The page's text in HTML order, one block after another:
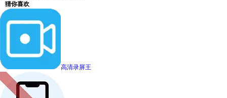
猜你喜欢
高清录屏王